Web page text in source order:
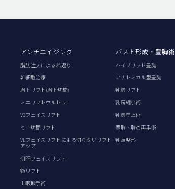
アンチエイジング
脂肪注入による若返り
幹細胞治療
眉下リフト(眉下切開)
ミニリフトウルトラ
V3フェイスリフト
ミニ切開リフト
VLフェイスリフトによる切らないリフト
アップ
切開フェイスリフト
額リフト
上眼瞼手術
バスト形成・豊胸術
ハイブリッド豊胸
アナトミカル型豊胸
乳房リフト
乳房縮小術
乳房挙上術
豊胸・胸の再手術
乳頭整形